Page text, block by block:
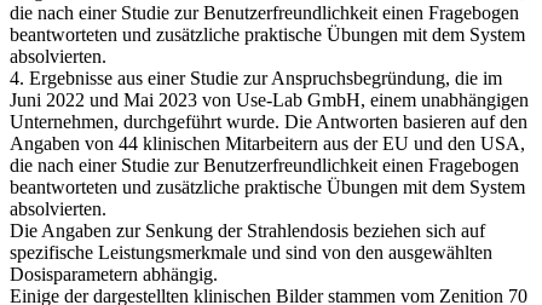
die nach einer Studie zur Benutzerfreundlichkeit einen Fragebogen
beantworteten und zusätzliche praktische Übungen mit dem System
absolvierten.
4. Ergebnisse aus einer Studie zur Anspruchsbegründung, die im
Juni 2022 und Mai 2023 von Use-Lab GmbH, einem unabhängigen
Unternehmen, durchgeführt wurde. Die Antworten basieren auf den
Angaben von 44 klinischen Mitarbeitern aus der EU und den USA,
die nach einer Studie zur Benutzerfreundlichkeit einen Fragebogen
beantworteten und zusätzliche praktische Übungen mit dem System
absolvierten.
Die Angaben zur Senkung der Strahlendosis beziehen sich auf
spezifische Leistungsmerkmale und sind von den ausgewählten
Dosisparametern abhängig.
Einige der dargestellten klinischen Bilder stammen vom Zenition 70